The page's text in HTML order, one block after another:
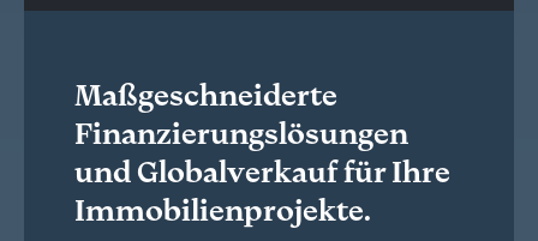
Maßgeschneiderte
Finanzierungslösungen
und Globalverkauf für Ihre
Immobilienprojekte.